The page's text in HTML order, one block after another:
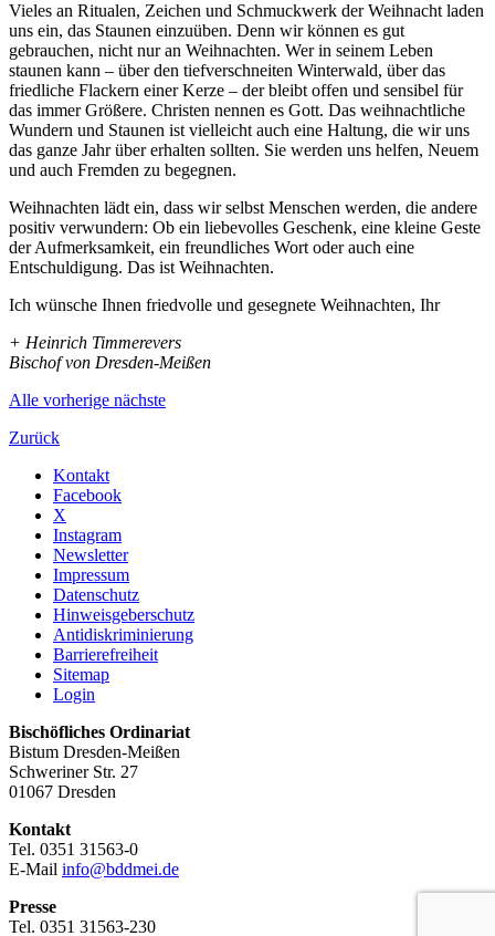
Vieles an Ritualen, Zeichen und Schmuckwerk der Weihnacht laden
uns ein, das Staunen einzuüben. Denn wir können es gut
gebrauchen, nicht nur an Weihnachten. Wer in seinem Leben
staunen kann – über den tiefverschneiten Winterwald, über das
friedliche Flackern einer Kerze – der bleibt offen und sensibel für
das immer Größere. Christen nennen es Gott. Das weihnachtliche
Wundern und Staunen ist vielleicht auch eine Haltung, die wir uns
das ganze Jahr über erhalten sollten. Sie werden uns helfen, Neuem
und auch Fremden zu begegnen.
Weihnachten lädt ein, dass wir selbst Menschen werden, die andere
positiv verwundern: Ob ein liebevolles Geschenk, eine kleine Geste
der Aufmerksamkeit, ein freundliches Wort oder auch eine
Entschuldigung. Das ist Weihnachten.
Ich wünsche Ihnen friedvolle und gesegnete Weihnachten, Ihr
+ Heinrich Timmerevers
Bischof von Dresden-Meißen
Alle vorherige nächste
Zurück
Kontakt
Facebook
X
Instagram
Newsletter
Impressum
Datenschutz
Hinweisgeberschutz
Antidiskriminierung
Barrierefreiheit
Sitemap
Login
Bischöfliches Ordinariat
Bistum Dresden-Meißen
Schweriner Str. 27
01067 Dresden
Kontakt
Tel. 0351 31563-0
E-Mail info@bddmei.de
Presse
Tel. 0351 31563-230